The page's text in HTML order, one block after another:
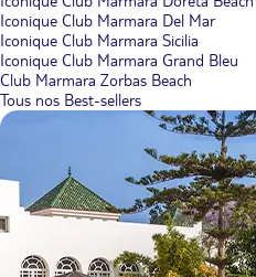
Iconique Club Marmara Del Mar
Iconique Club Marmara Sicilia
Iconique Club Marmara Grand Bleu
Club Marmara Zorbas Beach
Tous nos Best-sellers